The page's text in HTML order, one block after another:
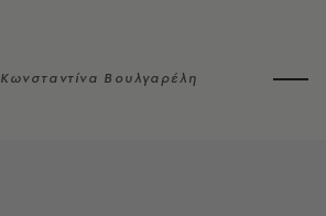
Κωνσταντίνα Βουλγαρέλη